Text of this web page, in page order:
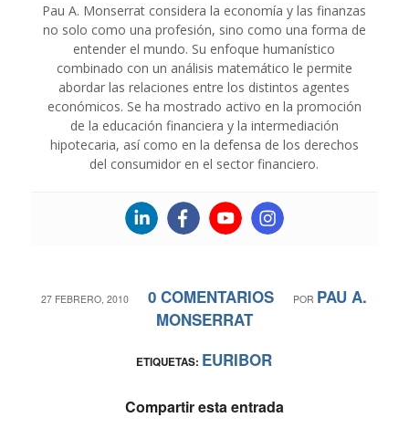
Pau A. Monserrat considera la economía y las finanzas
no solo como una profesión, sino como una forma de
entender el mundo. Su enfoque humanístico
combinado con un análisis matemático le permite
abordar las relaciones entre los distintos agentes
económicos. Se ha mostrado activo en la promoción
de la educación financiera y la intermediación
hipotecaria, así como en la defensa de los derechos
del consumidor en el sector financiero.
27 FEBRERO, 2010
/ 0 COMENTARIOS
/ POR PAU A.
MONSERRAT
ETIQUETAS: EURIBOR
Compartir esta entrada